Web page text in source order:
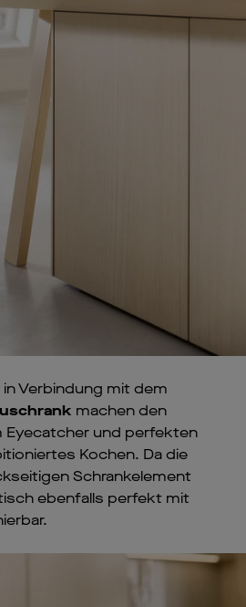
in Verbindung mit dem
machen den
Eyecatcher und perfekten
Kochen. Da die
Schrankelement
ebenfalls perfekt mit